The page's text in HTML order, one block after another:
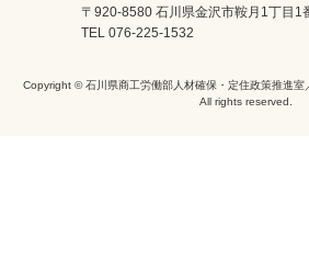
〒920-8580 石川県金沢市鞍月1丁目1
TEL 076-225-1532
Copyright © 石川県商工労働部人材確保・定住政策推進室
All rights reserved.